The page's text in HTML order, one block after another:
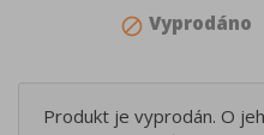
block Vyprodáno
Produkt je vyprodán. O